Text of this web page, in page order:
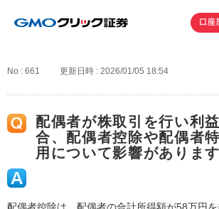
口座
No : 661 更新日時 : 2026/01/05 18:54
配偶者が株取引を行い利
合、配偶者控除や配偶者
用について影響がありま